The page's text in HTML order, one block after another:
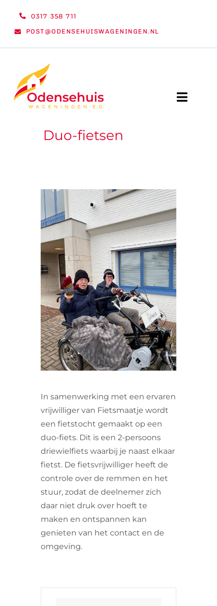
0317 358 711
POST@ODENSEHUISWAGENINGEN.NL
Toggle
WELKOM
ORGANISATIE
VRIJWILLIGERS & STAGIAIRES
CONTACT
Duo-fietsen
In samenwerking met een ervaren
vrijwilliger van Fietsmaatje wordt
een fietstocht gemaakt op een
duo-fiets. Dit is een 2-persoons
driewielfiets waarbij je naast elkaar
fietst. De fietsvrijwilliger heeft de
controle over de remmen en het
stuur, zodat de deelnemer zich
daar niet druk over hoeft te
maken en ontspannen kan
genieten van het contact en de
omgeving.